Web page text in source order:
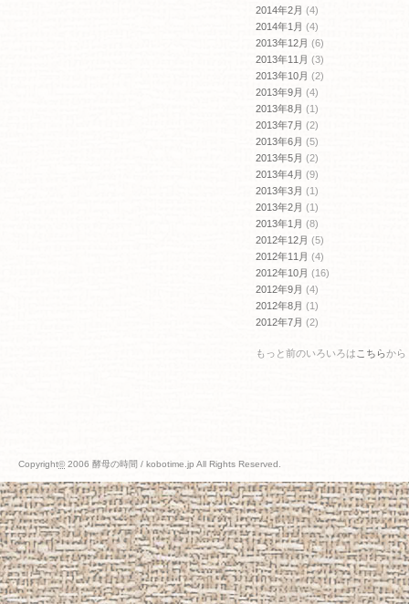
2014年2月 (4)
2014年1月 (4)
2013年12月 (6)
2013年11月 (3)
2013年10月 (2)
2013年9月 (4)
2013年8月 (1)
2013年7月 (2)
2013年6月 (5)
2013年5月 (2)
2013年4月 (9)
2013年3月 (1)
2013年2月 (1)
2013年1月 (8)
2012年12月 (5)
2012年11月 (4)
2012年10月 (16)
2012年9月 (4)
2012年8月 (1)
2012年7月 (2)
もっと前のいろいろは こちらから
Copyright© 2006 酵母の時間 / kobotime.jp All Rights Reserved.